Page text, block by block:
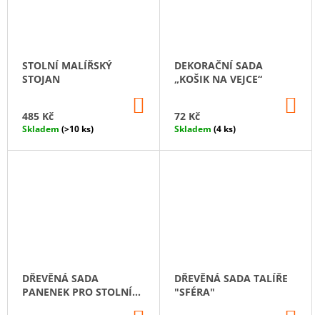
STOLNÍ MALÍŘSKÝ
STOJAN
485 Kč KOŠÍKU
Skladem (>10 ks)
DEKORAČNÍ SADA
„KOŠIK NA VEJCE“
72 Kč
Skladem (4 ks)
DŘEVĚNÁ SADA
PANENEK PRO STOLNÍ
DŘEVĚNÁ SADA TALÍŘE
"SFÉRA"